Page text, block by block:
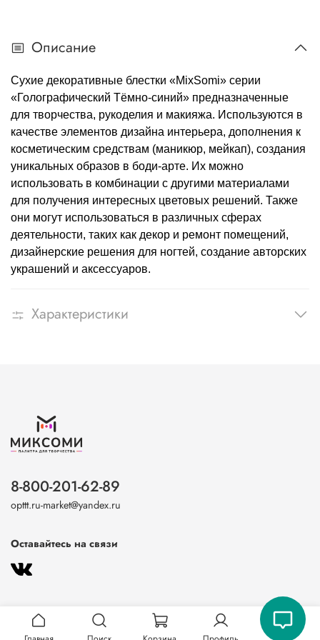
Описание
Сухие декоративные блестки «MixSomi» серии
«Голографический Тёмно-синий» предназначенные
для творчества, рукоделия и макияжа. Используются в
качестве элементов дизайна интерьера, дополнения к
косметическим средствам (маникюр, мейкап), создания
уникальных образов в боди-арте. Их можно
использовать в комбинации с другими материалами
для получения интересных цветовых решений. Также
они могут использоваться в различных сферах
деятельности, таких как декор и ремонт помещений,
дизайнерские решения для ногтей, создание авторских
украшений и аксессуаров.
Характеристики
8-800-201-62-89
opttt.ru-market@yandex.ru
Оставайтесь на связи